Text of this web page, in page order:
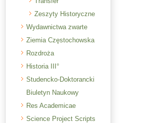
Zeszyty Historyczne
Wydawnictwa zwarte
Ziemia Częstochowska
Rozdroża
Historia III°
Studencko-Doktorancki
Biuletyn Naukowy
Res Academicae
Science Project Scripts